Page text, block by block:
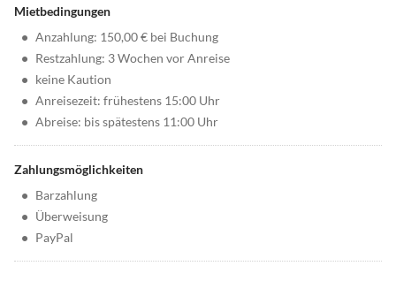
Mietbedingungen
• Anzahlung: 150,00 € bei Buchung
• Restzahlung: 3 Wochen vor Anreise
• keine Kaution
• Anreisezeit: frühestens 15:00 Uhr
• Abreise: bis spätestens 11:00 Uhr
Zahlungsmöglichkeiten
• Barzahlung
• Überweisung
• PayPal